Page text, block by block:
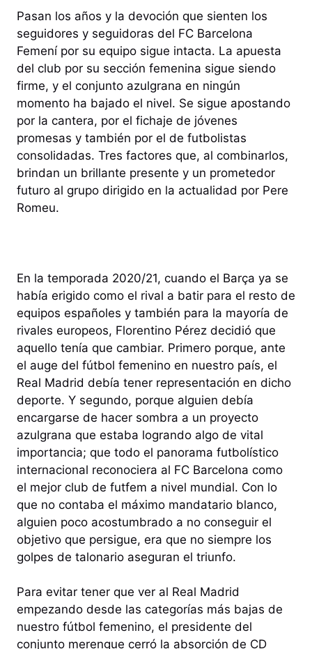
Pasan los años y la devoción que sienten los
seguidores y seguidoras del FC Barcelona
Femení por su equipo sigue intacta. La apuesta
del club por su sección femenina sigue siendo
firme, y el conjunto azulgrana en ningún
momento ha bajado el nivel. Se sigue apostando
por la cantera, por el fichaje de jóvenes
promesas y también por el de futbolistas
consolidadas. Tres factores que, al combinarlos,
brindan un brillante presente y un prometedor
futuro al grupo dirigido en la actualidad por Pere
Romeu.
En la temporada 2020/21, cuando el Barça ya se
había erigido como el rival a batir para el resto de
equipos españoles y también para la mayoría de
rivales europeos, Florentino Pérez decidió que
aquello tenía que cambiar. Primero porque, ante
el auge del fútbol femenino en nuestro país, el
Real Madrid debía tener representación en dicho
deporte. Y segundo, porque alguien debía
encargarse de hacer sombra a un proyecto
azulgrana que estaba logrando algo de vital
importancia; que todo el panorama futbolístico
internacional reconociera al FC Barcelona como
el mejor club de futfem a nivel mundial. Con lo
que no contaba el máximo mandatario blanco,
alguien poco acostumbrado a no conseguir el
objetivo que persigue, era que no siempre los
golpes de talonario aseguran el triunfo.
Para evitar tener que ver al Real Madrid
empezando desde las categorías más bajas de
nuestro fútbol femenino, el presidente del
conjunto merengue cerró la absorción de CD